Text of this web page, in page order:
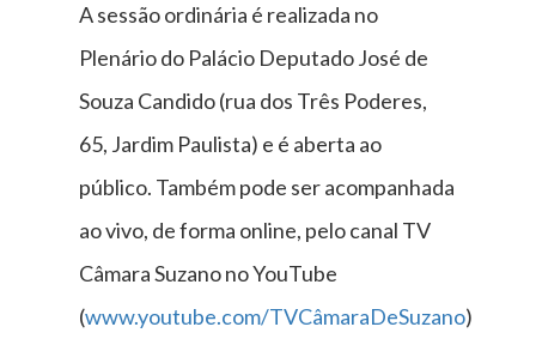
A sessão ordinária é realizada no
Plenário do Palácio Deputado José de
Souza Candido (rua dos Três Poderes,
65, Jardim Paulista) e é aberta ao
público. Também pode ser acompanhada
ao vivo, de forma online, pelo canal TV
Câmara Suzano no YouTube
(www.youtube.com/TVCâmaraDeSuzano)